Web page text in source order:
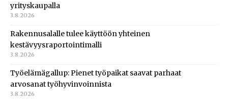
yrityskaupalla
3.8.2026
Rakennusalalle tulee käyttöön yhteinen
kestävyysraportointimalli
3.8.2026
Työelämägallup: Pienet työpaikat saavat parhaat
arvosanat työhyvinvoinnista
3.8.2026